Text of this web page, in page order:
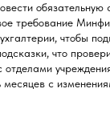
обязательную
требование
чтобы
что
отделами
месяцев с